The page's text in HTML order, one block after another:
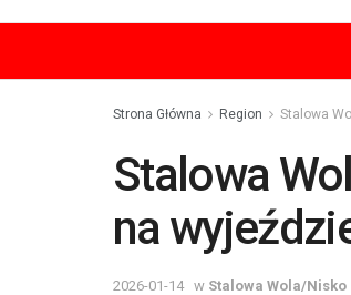
Strona Główna Region Stalowa
Stalowa
na
2026-01-14 w Stalowa Wola/Nisko